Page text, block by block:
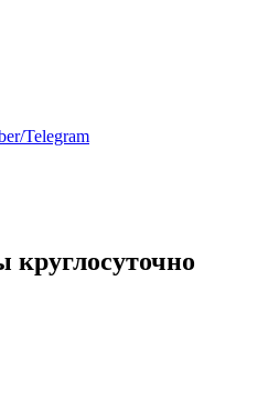
Telegram
круглосуточно